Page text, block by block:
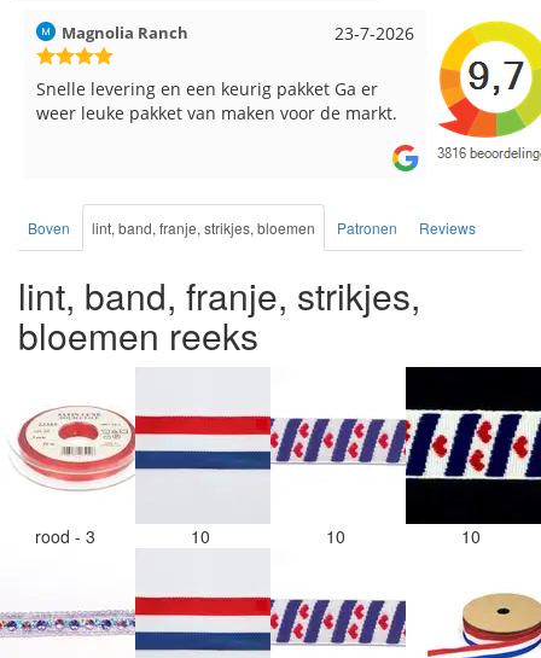
17-7-2026
Hilde uit Loyers
Reeds meerdere keren breigaren en
breinaalden besteld, altijd heel tevreden over
Loes uit
Snelle
Boven lint, band, franje, strikjes, bloemen Patronen Reviews
lint, band, franje, strikjes,
bloemen reeks
rood - 3 10 10 10